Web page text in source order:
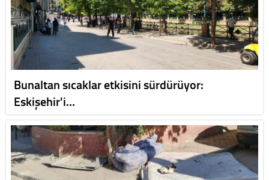
Bunaltan sıcaklar etkisini sürdürüyor:
Eskişehir'i…